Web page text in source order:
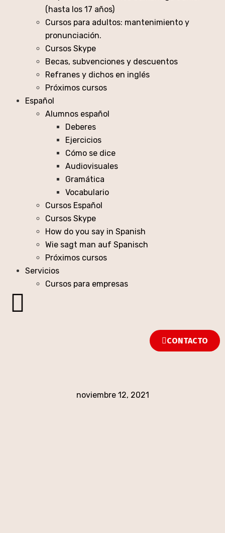
(hasta los 17 años)
Cursos para adultos: mantenimiento y
pronunciación.
Cursos Skype
Becas, subvenciones y descuentos
Refranes y dichos en inglés
Próximos cursos
Español
Alumnos español
Deberes
Ejercicios
Cómo se dice
Audiovisuales
Gramática
Vocabulario
Cursos Español
Cursos Skype
How do you say in Spanish
Wie sagt man auf Spanisch
Próximos cursos
Servicios
Cursos para empresas
CONTACTO
noviembre 12, 2021